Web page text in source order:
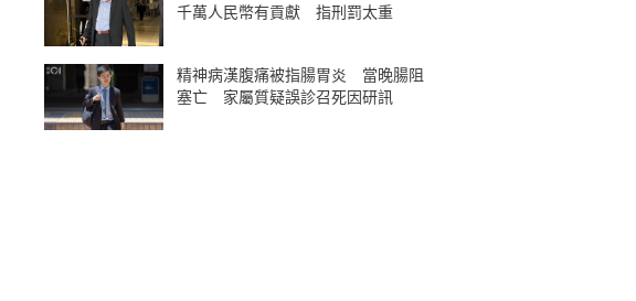
千萬人民幣有貢獻 指刑罰太重
精神病漢腹痛被指腸胃炎 當晚腸阻
塞亡 家屬質疑誤診召死因研訊